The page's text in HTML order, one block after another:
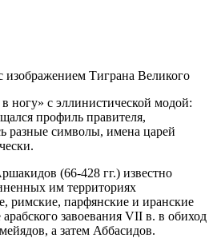
изображением Тиграна Великого
ногу» с эллинистической модой:
профиль правителя,
разные символы, имена царей
(66-428 гг.) известно
им территориях
римские, парфянские и иранские
завоевания VII в. в обиход
а затем Аббасидов.